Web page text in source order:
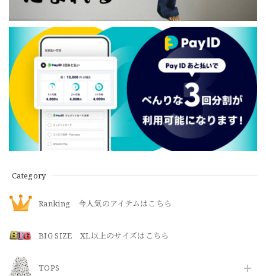
Category
Ranking 今人気のアイテムはこちら
BIG SIZE XL以上のサイズはこちら
TOPS